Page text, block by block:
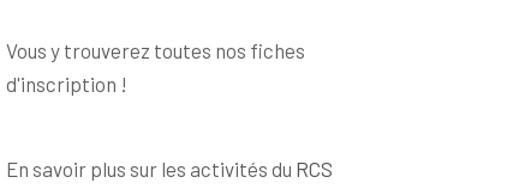
Vous y trouverez toutes nos fiches
d'inscription !
En savoir plus sur les activités du RCS